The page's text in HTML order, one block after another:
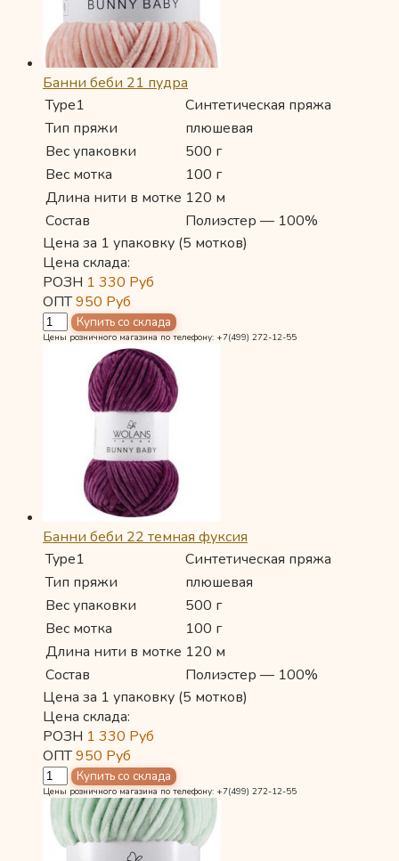
Банни беби 21 пудра
Type1
Синтетическая пряжа
Тип пряжи
плюшевая
Вес упаковки
500 г
Вес мотка
100 г
Длина нити в мотке 120 м
Состав
Полиэстер — 100%
Цена за 1 упаковку (5 мотков)
Цена склада:
РОЗН 1 330 Руб
ОПТ950 Руб
Цены розничного магазина по телефону: +7(499) 272-12-55
Банни беби 22 темная фуксия
Type1
Синтетическая пряжа
Тип пряжи
плюшевая
Вес упаковки
500 г
Вес мотка
100 г
Длина нити в мотке 120 м
Состав
Полиэстер — 100%
Цена за 1 упаковку (5 мотков)
Цена склада:
РОЗН 1 330 Руб
ОПТ950 Руб
Цены розничного магазина по телефону: +7(499) 272-12-55